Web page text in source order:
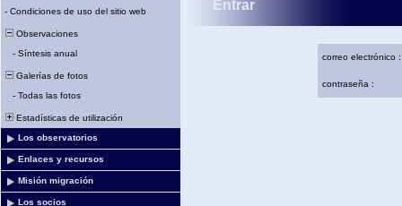
- Condiciones de uso del sitio web
Observaciones
- Síntesis anual
Galerías de fotos
- Todas las fotos
Estadísticas de utilización
Los observatorios
Enlaces y recursos
Misión migración
Los socios
Entrar
correo electrónico :
contraseña :